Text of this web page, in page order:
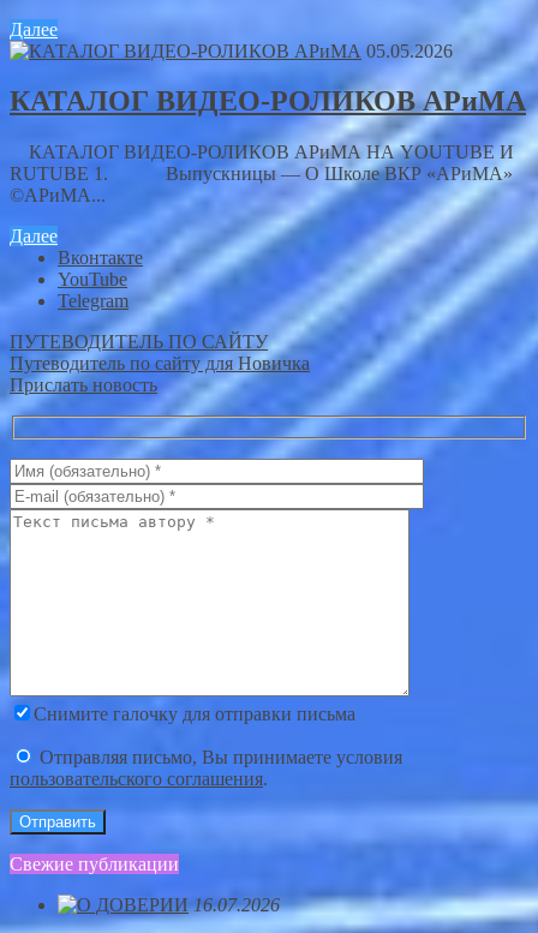
Далее
05.05.2026
КАТАЛОГ ВИДЕО-РОЛИКОВ АРиМА
КАТАЛОГ ВИДЕО-РОЛИКОВ АРиМА НА YOUTUBE И
RUTUBE 1. Выпускницы — О Школе ВКР «АРиМА»
©АРиМА...
Далее
Вконтакте
YouTube
Telegram
ПУТЕВОДИТЕЛЬ ПО САЙТУ
Путеводитель по сайту для Новичка
Прислать новость
Снимите галочку для отправки письма
Отправляя письмо, Вы принимаете условия
пользовательского соглашения.
Свежие публикации
16.07.2026